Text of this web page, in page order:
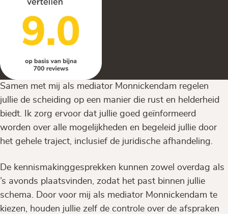
Samen met mij als mediator Monnickendam regelen
jullie de scheiding op een manier die rust en helderheid
biedt. Ik zorg ervoor dat jullie goed geïnformeerd
worden over alle mogelijkheden en begeleid jullie door
het gehele traject, inclusief de juridische afhandeling.
De kennismakinggesprekken kunnen zowel overdag als
’s avonds plaatsvinden, zodat het past binnen jullie
schema. Door voor mij als mediator Monnickendam te
kiezen, houden jullie zelf de controle over de afspraken